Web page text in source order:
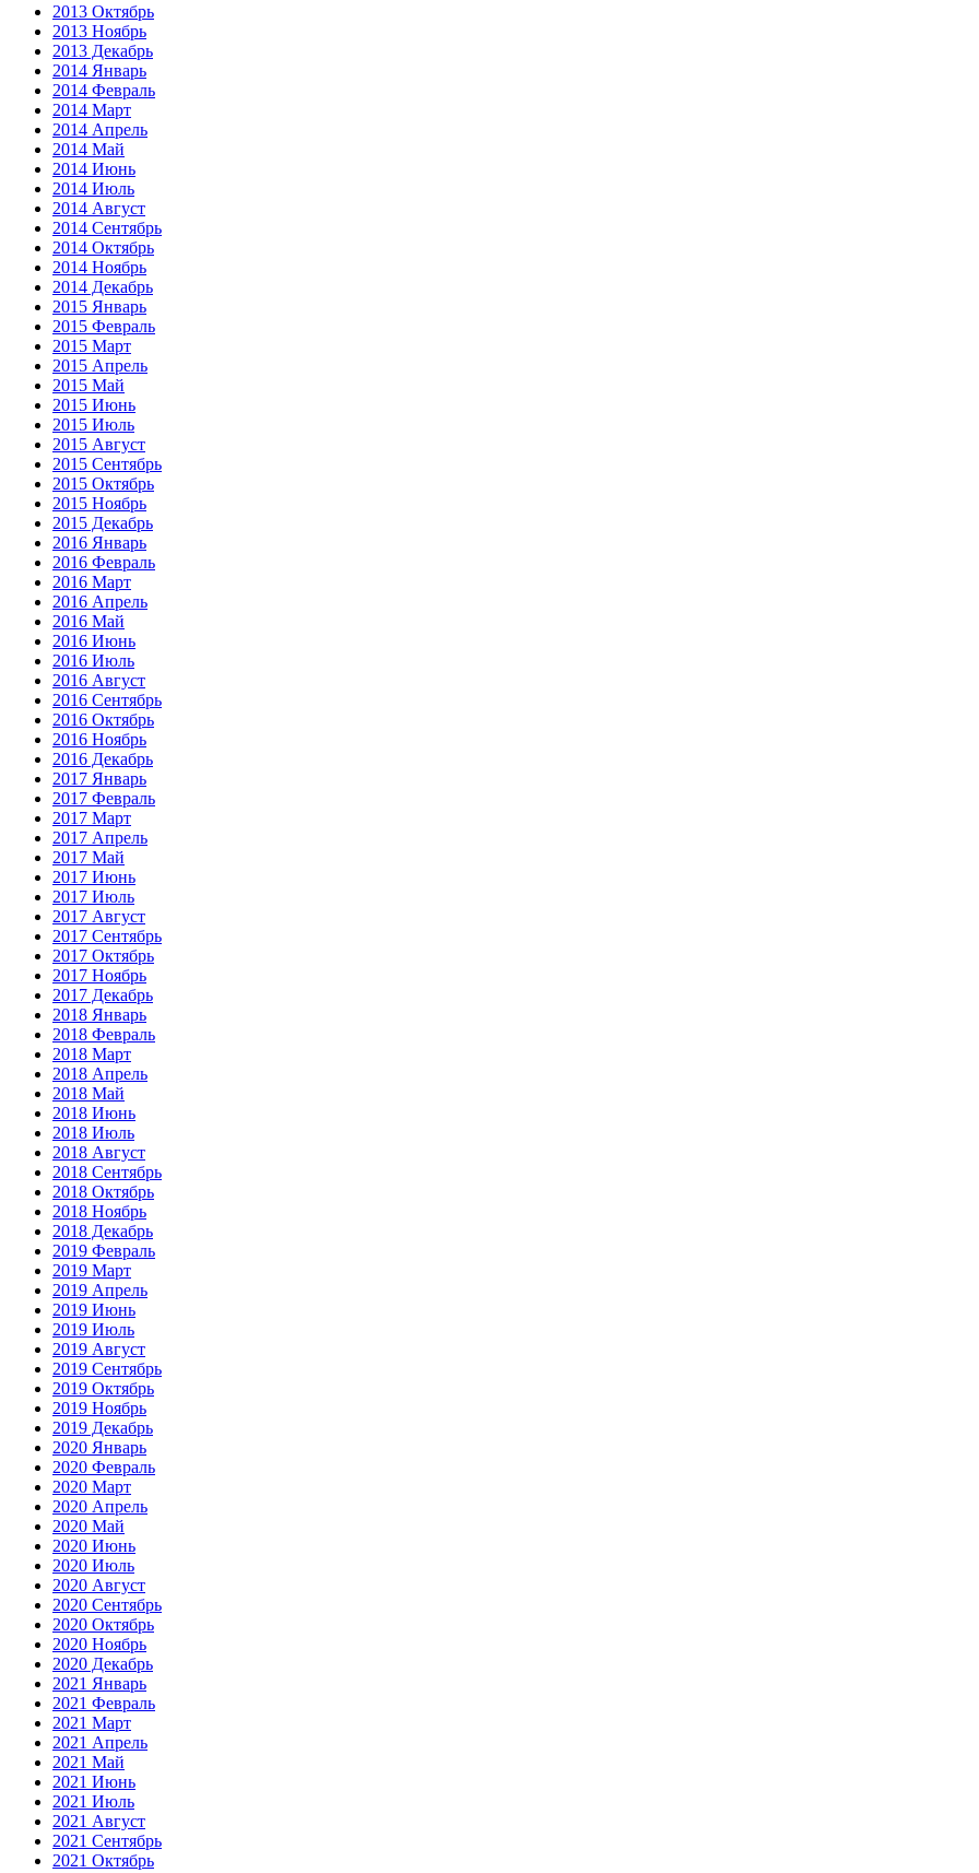
2013 Октябрь
2013 Ноябрь
2013 Декабрь
2014 Январь
2014 Февраль
2014 Март
2014 Апрель
2014 Май
2014 Июнь
2014 Июль
2014 Август
2014 Сентябрь
2014 Октябрь
2014 Ноябрь
2014 Декабрь
2015 Январь
2015 Февраль
2015 Март
2015 Апрель
2015 Май
2015 Июнь
2015 Июль
2015 Август
2015 Сентябрь
2015 Октябрь
2015 Ноябрь
2015 Декабрь
2016 Январь
2016 Февраль
2016 Март
2016 Апрель
2016 Май
2016 Июнь
2016 Июль
2016 Август
2016 Сентябрь
2016 Октябрь
2016 Ноябрь
2016 Декабрь
2017 Январь
2017 Февраль
2017 Март
2017 Апрель
2017 Май
2017 Июнь
2017 Июль
2017 Август
2017 Сентябрь
2017 Октябрь
2017 Ноябрь
2017 Декабрь
2018 Январь
2018 Февраль
2018 Март
2018 Апрель
2018 Май
2018 Июнь
2018 Июль
2018 Август
2018 Сентябрь
2018 Октябрь
2018 Ноябрь
2018 Декабрь
2019 Февраль
2019 Март
2019 Апрель
2019 Июнь
2019 Июль
2019 Август
2019 Сентябрь
2019 Октябрь
2019 Ноябрь
2019 Декабрь
2020 Январь
2020 Февраль
2020 Март
2020 Апрель
2020 Май
2020 Июнь
2020 Июль
2020 Август
2020 Сентябрь
2020 Октябрь
2020 Ноябрь
2020 Декабрь
2021 Январь
2021 Февраль
2021 Март
2021 Апрель
2021 Май
2021 Июнь
2021 Июль
2021 Август
2021 Сентябрь
2021 Октябрь